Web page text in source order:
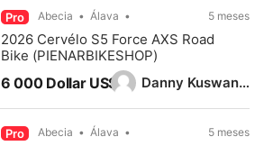
Danny Kuswandy
Pro Abecia Álava 5 meses
2026 Cervélo S5 Force AXS Road
Bike (PIENARBIKESHOP)
6 000 Dollar US$
Pro Abecia Álava 5 meses